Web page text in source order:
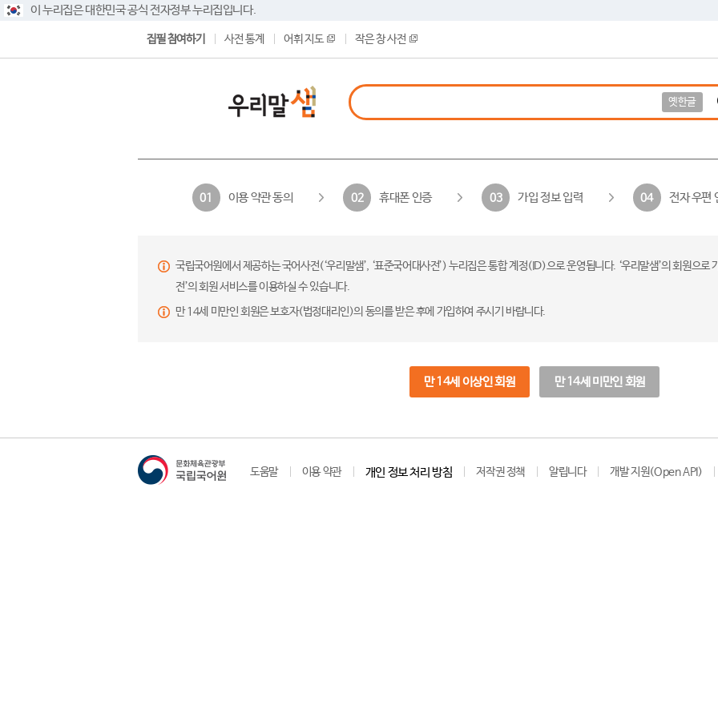
이 누리집은 대한민국 공식 전자정부 누리집입니다.
집필 참여하기 사전 통계 어휘 지도 작은 창 사전
옛한글
01 이용 약관 동의 02 휴대폰 인증 03 가입 정보 입력 04 전자 우편
국립국어원에서 제공하는 국어사전(‘우리말샘’, ‘표준국어대사전’) 누리집은 통합 계정(ID)으로 운영됩니다. ‘우리말샘’의 회원으
전’의 회원 서비스를 이용하실 수 있습니다.
만 14세 미만인 회원은 보호자(법정대리인)의 동의를 받은 후에 가입하여 주시기 바랍니다.
만 14세 이상인 회원 만 14세 미만인 회원
도움말 이용 약관 개인 정보 처리 방침 저작권 정책 알립니다 개발 지원(Open API)